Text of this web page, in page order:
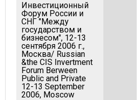
Инвестиционный
Форум России и
СНГ "Между
государством и
бизнесом", 12-13
сентября 2006 г.,
Москва/ Russian
&the CIS Invertment
Forum Berween
Public and Private
12-13 September
2006, Moscow